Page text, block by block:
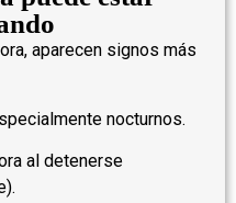
aparecen signos más
nocturnos.
al detenerse